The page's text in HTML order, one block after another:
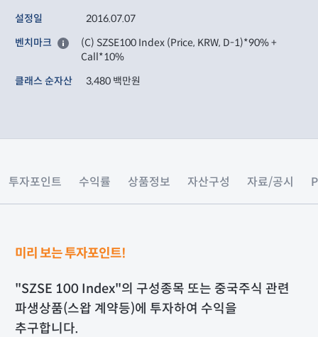
설정일
2016.07.07
벤치마크
(C) SZSE100 Index (Price, KRW, D-1)*90% +
Call*10%
클래스 순자산
3,480 백만원
투자포인트 수익률 상품정보 자산구성 자료/공시
미리 보는 투자포인트!
"SZSE 100 Index"의 구성종목 또는 중국주식 관련
파생상품(스왑 계약등)에 투자하여 수익을
추구합니다.